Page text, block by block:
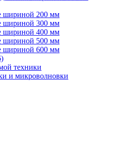
шириной 200 мм
шириной 300 мм
шириной 400 мм
шириной 500 мм
шириной 600 мм
техники
и микроволновки